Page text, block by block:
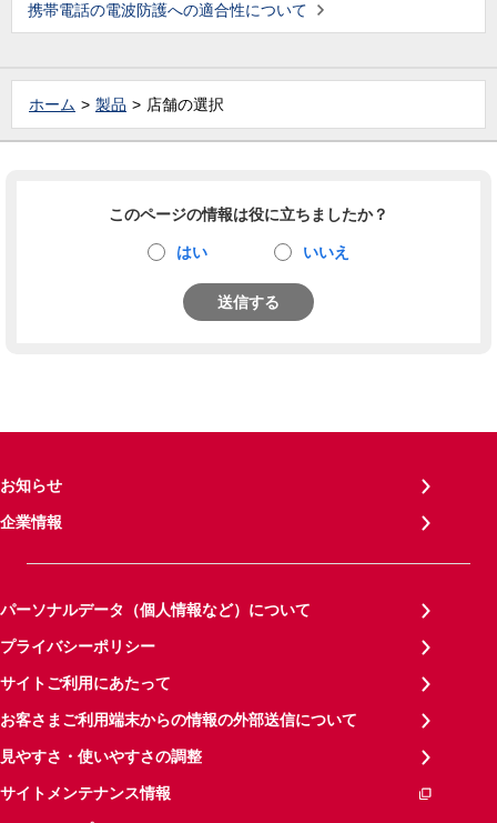
携帯電話の電波防護への適合性について
ホーム 製品 店舗の選択
このページの情報は役に立ちましたか？
はい いいえ
送信する
お知らせ
企業情報
パーソナルデータ（個人情報など）について
プライバシーポリシー
サイトご利用にあたって
お客さまご利用端末からの情報の外部送信について
見やすさ・使いやすさの調整
サイトメンテナンス情報